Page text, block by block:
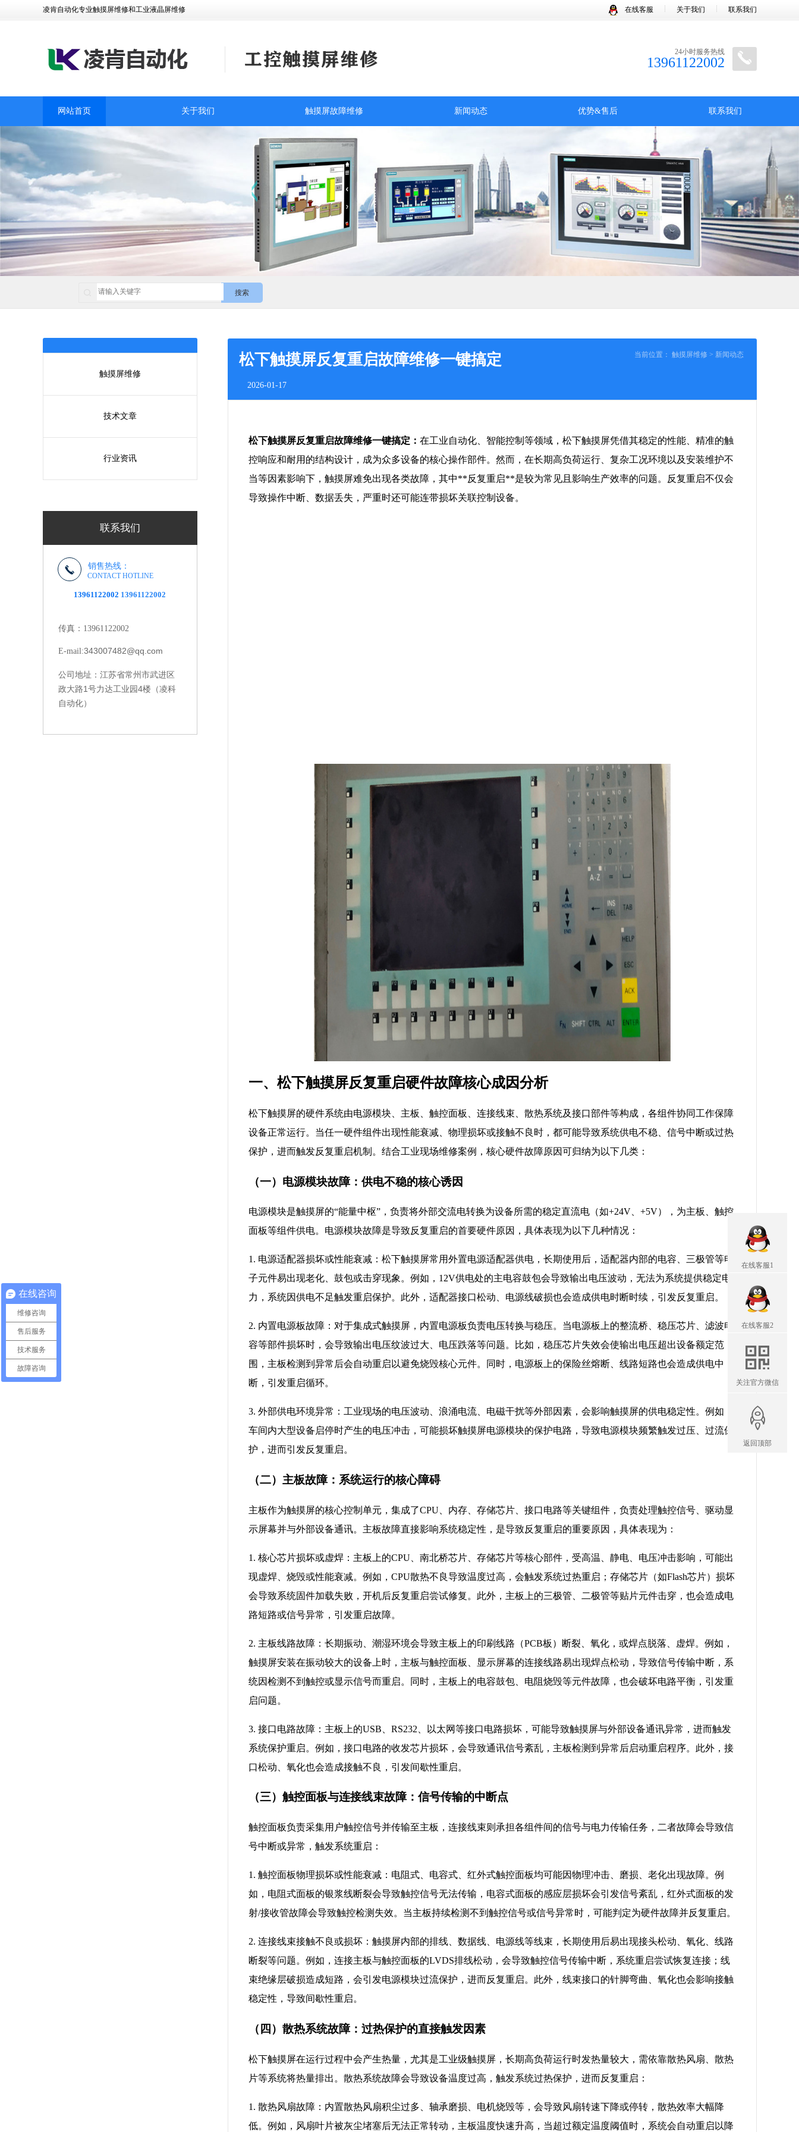
在线客服 关于我们 联系我们
凌肯自动化专业触摸屏维修和工业液晶屏维修
24小时服务热线
13961122002
网站首页 关于我们 触摸屏故障维修 新闻动态 优势&售后 联系我们
搜索
触摸屏维修
技术文章
行业资讯
联系我们
销售热线：
CONTACT HOTLINE
13961122002 13961122002
传真：13961122002
E-mail:343007482@qq.com
公司地址： 江苏省常州市武进区
政大路1号力达工业园4楼（凌科
自动化）
当前位置： 触摸屏维修 > 新闻动态
松下触摸屏反复重启故障维修一键搞定
2026-01-17
松下触摸屏反复重启故障维修一键搞定： 在工业自动化、智能控制等领域，松下触摸屏凭借其稳定的性能、精准的触
控响应和耐用的结构设计，成为众多设备的核心操作部件。然而，在长期高负荷运行、复杂工况环境以及安装维护不
当等因素影响下，触摸屏难免出现各类故障，其中**反复重启**是较为常见且影响生产效率的问题。反复重启不仅会
导致操作中断、数据丢失，严重时还可能连带损坏关联控制设备。
一、松下触摸屏反复重启硬件故障核心成因分析
松下触摸屏的硬件系统由电源模块、主板、触控面板、连接线束、散热系统及接口部件等构成，各组件协同工作保障
设备正常运行。当任一硬件组件出现性能衰减、物理损坏或接触不良时，都可能导致系统供电不稳、信号中断或过热
保护，进而触发反复重启机制。结合工业现场维修案例，核心硬件故障原因可归纳为以下几类：
（一）电源模块故障：供电不稳的核心诱因
电源模块是触摸屏的“能量中枢”，负责将外部交流电转换为设备所需的稳定直流电（如+24V、+5V），为主板、触控
面板等组件供电。电源模块故障是导致反复重启的首要硬件原因，具体表现为以下几种情况：
1. 电源适配器损坏或性能衰减：松下触摸屏常用外置电源适配器供电，长期使用后，适配器内部的电容、三极管等电
子元件易出现老化、鼓包或击穿现象。例如，12V供电处的主电容鼓包会导致输出电压波动，无法为系统提供稳定电
力，系统因供电不足触发重启保护。此外，适配器接口松动、电源线破损也会造成供电时断时续，引发反复重启。
2. 内置电源板故障：对于集成式触摸屏，内置电源板负责电压转换与稳压。当电源板上的整流桥、稳压芯片、滤波电
容等部件损坏时，会导致输出电压纹波过大、电压跌落等问题。比如，稳压芯片失效会使输出电压超出设备额定范
围，主板检测到异常后会自动重启以避免烧毁核心元件。同时，电源板上的保险丝熔断、线路短路也会造成供电中
断，引发重启循环。
3. 外部供电环境异常：工业现场的电压波动、浪涌电流、电磁干扰等外部因素，会影响触摸屏的供电稳定性。例如，
车间内大型设备启停时产生的电压冲击，可能损坏触摸屏电源模块的保护电路，导致电源模块频繁触发过压、过流保
护，进而引发反复重启。
（二）主板故障：系统运行的核心障碍
主板作为触摸屏的核心控制单元，集成了CPU、内存、存储芯片、接口电路等关键组件，负责处理触控信号、驱动显
示屏幕并与外部设备通讯。主板故障直接影响系统稳定性，是导致反复重启的重要原因，具体表现为：
1. 核心芯片损坏或虚焊：主板上的CPU、南北桥芯片、存储芯片等核心部件，受高温、静电、电压冲击影响，可能出
现虚焊、烧毁或性能衰减。例如，CPU散热不良导致温度过高，会触发系统过热重启；存储芯片（如Flash芯片）损坏
会导致系统固件加载失败，开机后反复重启尝试修复。此外，主板上的三极管、二极管等贴片元件击穿，也会造成电
路短路或信号异常，引发重启故障。
2. 主板线路故障：长期振动、潮湿环境会导致主板上的印刷线路（PCB板）断裂、氧化，或焊点脱落、虚焊。例如，
触摸屏安装在振动较大的设备上时，主板与触控面板、显示屏幕的连接线路易出现焊点松动，导致信号传输中断，系
统因检测不到触控或显示信号而重启。同时，主板上的电容鼓包、电阻烧毁等元件故障，也会破坏电路平衡，引发重
启问题。
3. 接口电路故障：主板上的USB、RS232、以太网等接口电路损坏，可能导致触摸屏与外部设备通讯异常，进而触发
系统保护重启。例如，接口电路的收发芯片损坏，会导致通讯信号紊乱，主板检测到异常后启动重启程序。此外，接
口松动、氧化也会造成接触不良，引发间歇性重启。
（三）触控面板与连接线束故障：信号传输的中断点
触控面板负责采集用户触控信号并传输至主板，连接线束则承担各组件间的信号与电力传输任务，二者故障会导致信
号中断或异常，触发系统重启：
1. 触控面板物理损坏或性能衰减：电阻式、电容式、红外式触控面板均可能因物理冲击、磨损、老化出现故障。例
如，电阻式面板的银浆线断裂会导致触控信号无法传输，电容式面板的感应层损坏会引发信号紊乱，红外式面板的发
射/接收管故障会导致触控检测失效。当主板持续检测不到触控信号或信号异常时，可能判定为硬件故障并反复重启。
2. 连接线束接触不良或损坏：触摸屏内部的排线、数据线、电源线等线束，长期使用后易出现接头松动、氧化、线路
断裂等问题。例如，连接主板与触控面板的LVDS排线松动，会导致触控信号传输中断，系统重启尝试恢复连接；线
束绝缘层破损造成短路，会引发电源模块过流保护，进而反复重启。此外，线束接口的针脚弯曲、氧化也会影响接触
稳定性，导致间歇性重启。
（四）散热系统故障：过热保护的直接触发因素
松下触摸屏在运行过程中会产生热量，尤其是工业级触摸屏，长期高负荷运行时发热量较大，需依靠散热风扇、散热
片等系统将热量排出。散热系统故障会导致设备温度过高，触发系统过热保护，进而反复重启：
1. 散热风扇故障：内置散热风扇积尘过多、轴承磨损、电机烧毁等，会导致风扇转速下降或停转，散热效率大幅降
低。例如，风扇叶片被灰尘堵塞后无法正常转动，主板温度快速升高，当超过额定温度阈值时，系统会自动重启以降
在线客服1
在线客服2
关注官方微信
返回顶部
在线咨询
维修咨询
售后服务
技术服务
故障咨询